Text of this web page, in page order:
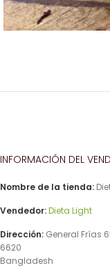
INFORMACIÓN DEL
Nombre de la tienda:
Vendedor:Dieta Light
Dirección: General Frías
6620
Bangladesh